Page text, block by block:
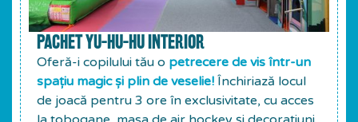
PACHET YU-HU-HU INTERIOR
Oferă-i copilului tău o petrecere de vis într-un
spațiu magic și plin de veselie! Închiriază locul
de joacă pentru 3 ore în exclusivitate, cu acces